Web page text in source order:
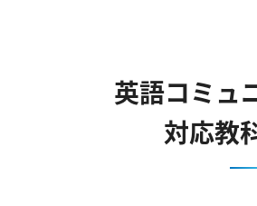
英語コミュ
対応教